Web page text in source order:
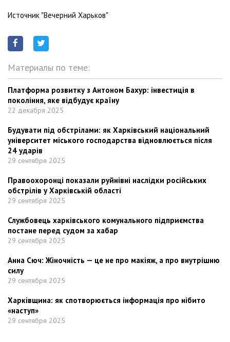
Источник "Вечерний Харьков"
Материалы по теме:
Платформа розвитку з Антоном Бахур: інвестиція в
покоління, яке відбудує країну
22 декабря 2025
Будувати під обстрілами: як Харківський національний
університет міського господарства відновлюється після
24 ударів
29 сентября 2025
Правоохоронці показали руйнівні наслідки російських
обстрілів у Харківській області
29 сентября 2025
Службовець харківського комунального підприємства
постане перед судом за хабар
29 сентября 2025
Анна Сюч: Жіночність — це не про макіяж, а про внутрішню
силу
29 сентября 2025
Харківщина: як спотворюється інформація про нібито
«наступ»
29 сентября 2025